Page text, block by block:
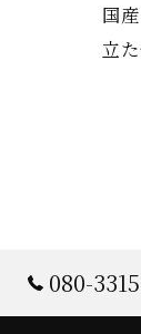
国
立
080-